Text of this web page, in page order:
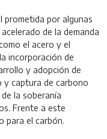
prometida por algunas
de la demanda
el acero y el
incorporación de
y adopción de
y captura de carbono
la soberanía
Frente a este
para el carbón.